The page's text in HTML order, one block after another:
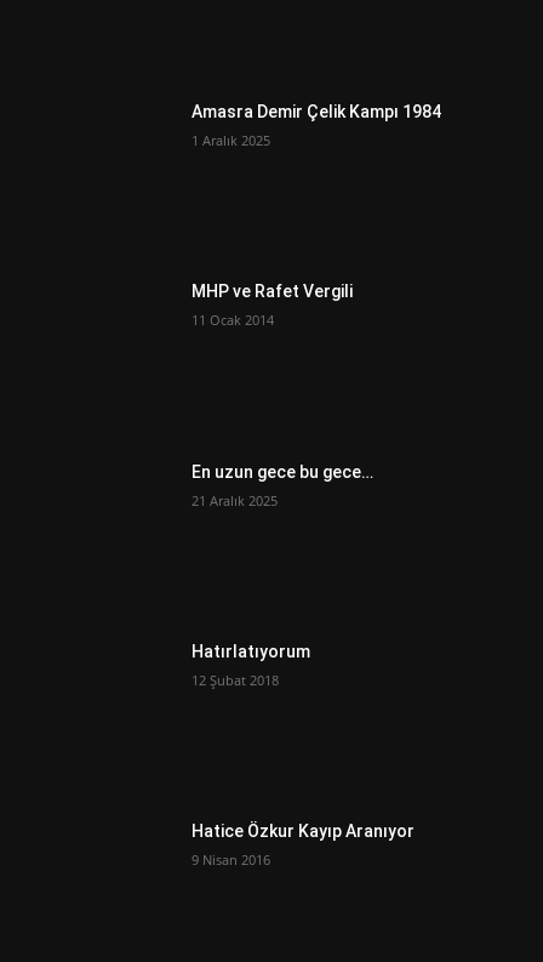
Amasra Demir Çelik Kampı 1984
1 Aralık 2025
MHP ve Rafet Vergili
11 Ocak 2014
En uzun gece bu gece…
21 Aralık 2025
Hatırlatıyorum
12 Şubat 2018
Hatice Özkur Kayıp Aranıyor
9 Nisan 2016